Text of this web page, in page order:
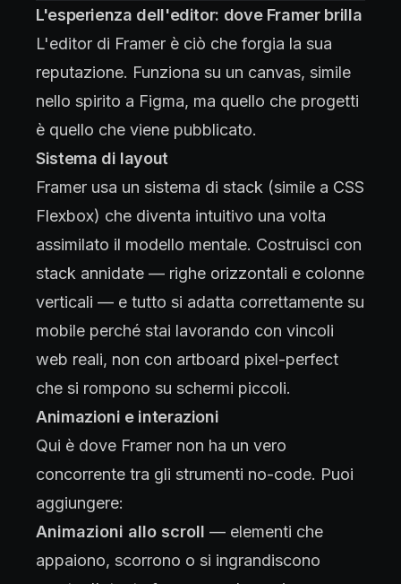
L'esperienza dell'editor: dove Framer brilla
L'editor di Framer è ciò che forgia la sua
reputazione. Funziona su un canvas, simile
nello spirito a Figma, ma quello che progetti
è quello che viene pubblicato.
Sistema di layout
Framer usa un sistema di stack (simile a CSS
Flexbox) che diventa intuitivo una volta
assimilato il modello mentale. Costruisci con
stack annidate — righe orizzontali e colonne
verticali — e tutto si adatta correttamente su
mobile perché stai lavorando con vincoli
web reali, non con artboard pixel-perfect
che si rompono su schermi piccoli.
Animazioni e interazioni
Qui è dove Framer non ha un vero
concorrente tra gli strumenti no-code. Puoi
aggiungere:
Animazioni allo scroll — elementi che
appaiono, scorrono o si ingrandiscono